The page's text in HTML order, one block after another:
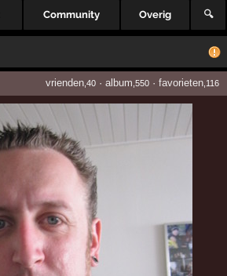
Community Overig 🔍
vrienden,40· album ,550· favorieten,116